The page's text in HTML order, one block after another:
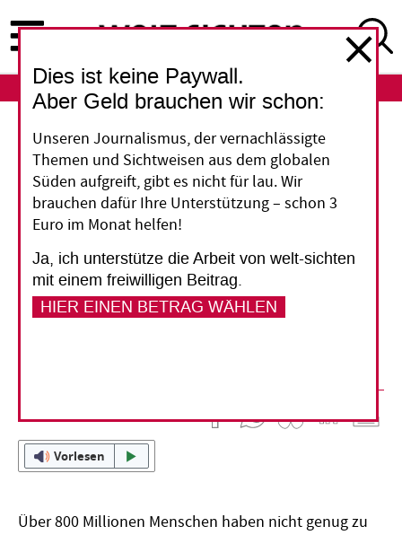
zum
Inhalt
ABO
Welternährungsprogramm
Hungerhilfe für den
Frieden
Kann man mit Programmen gegen Hunger
zugleich den Frieden fördern? Ja, aber das zu
planen ist schwierig, zeigt das SIPRI in einer
Vorlesen
Über 800 Millionen Menschen haben nicht genug zu
Dies ist keine Paywall.
Aber Geld brauchen wir schon:
Unseren Journalismus, der vernachlässigte
Themen und Sichtweisen aus dem globalen
Süden aufgreift, gibt es nicht für lau. Wir
brauchen dafür Ihre Unterstützung – schon 3
Euro im Monat helfen!
Ja, ich unterstütze die Arbeit von welt-sichten
mit einem freiwilligen Beitrag.
HIER EINEN BETRAG WÄHLEN